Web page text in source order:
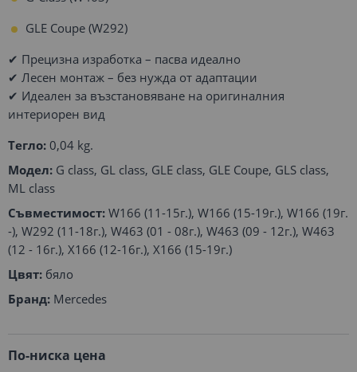
GLE Coupe (W292)
✔ Прецизна изработка – пасва идеално
✔ Лесен монтаж – без нужда от адаптации
✔ Идеален за възстановяване на оригиналния
интериорен вид
Тегло: 0,04 kg.
Модел: G class, GL class, GLE class, GLE Coupe, GLS class,
ML class
Съвместимост: W166 (11-15г.), W166 (15-19г.), W166 (19г.
-), W292 (11-18г.), W463 (01 - 08г.), W463 (09 - 12г.), W463
(12 - 16г.), X166 (12-16г.), X166 (15-19г.)
Цвят: бяло
Бранд: Mercedes
По-ниска цена